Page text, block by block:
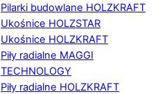
Pilarki budowlane HOLZKRAFT
Ukośnice HOLZSTAR
Ukośnice HOLZKRAFT
Piły radialne MAGGI
TECHNOLOGY
Piły radialne HOLZKRAFT